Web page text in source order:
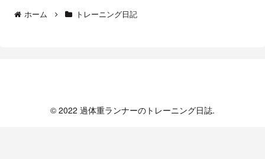
ホーム トレーニング日記
© 2022 過体重ランナーのトレーニング日誌.